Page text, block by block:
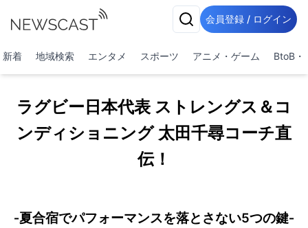
会員登録 / ログイン
新着 地域検索 エンタメ スポーツ アニメ・ゲーム BtoB・
ラグビー日本代表 ストレングス＆コ
ンディショニング 太田千尋コーチ直
伝！
‐夏合宿でパフォーマンスを落とさない5つの鍵‐